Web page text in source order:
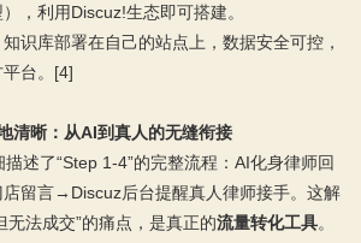
，利用Discuz!生态即可搭建。
知识库部署在自己的站点上，数据安全可控，
台。[4]
清晰：从AI到真人的无缝衔接
述了“Step 1-4”的完整流程：AI化身律师回
留言→Discuz后台提醒真人律师接手。这解
无法成交”的痛点，是真正的流量转化工具。